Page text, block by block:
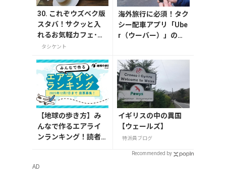
30. これぞウズベク版
スタバ！サクッと入
れるお気軽カフェ･ブ
ラックベアーコーヒ
タシケント
海外旅行に必須！タク
シー配車アプリ「Ube
r（ウーバー）」の登
【地球の歩き方】み
んなで作るエアライ
ンランキング！読者
イギリスの中の異国
【ウェールズ】
特派員ブログ
Recommended by
AD